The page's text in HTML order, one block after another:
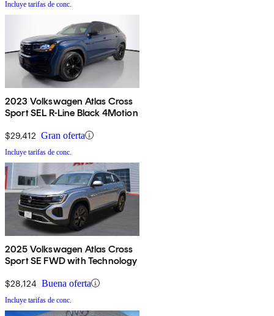
Incluye tarifas de conc.
2023 Volkswagen Atlas Cross
Sport SEL R-Line Black 4Motion
$29,412 Gran oferta
Incluye tarifas de conc.
2025 Volkswagen Atlas Cross
Sport SE FWD with Technology
$28,124 Buena oferta
Incluye tarifas de conc.